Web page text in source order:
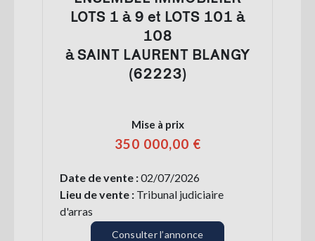
LOTS 1 à 9 et LOTS 101 à
108
à SAINT LAURENT BLANGY
(62223)
Mise à prix
350 000,00 €
Date de vente :02/07/2026
Lieu de vente : Tribunal judiciaire
d'arras
Consulter l’annonce